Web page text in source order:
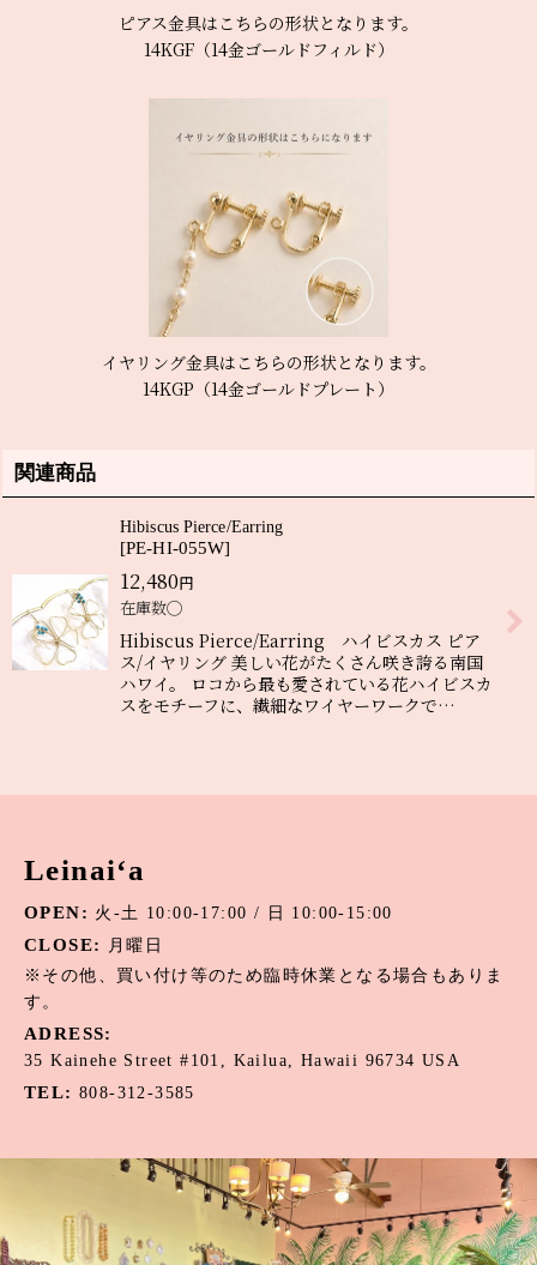
ピアス金具はこちらの形状となります。
14KGF（14金ゴールドフィルド）
イヤリング金具はこちらの形状となります。
14KGP（14金ゴールドプレート）
関連商品
Hibiscus Pierce/Earring
[PE-HI-055W]
12,480円
在庫数◯
Hibiscus Pierce/Earring ハイビスカス ピア
ス/イヤリング 美しい花がたくさん咲き誇る南国
ハワイ。 ロコから最も愛されている花ハイビスカ
スをモチーフに、繊細なワイヤーワークで…
Leinai‘a
OPEN: 火-土 10:00-17:00 / 日 10:00-15:00
CLOSE:
月曜日
※その他、買い付け等のため臨時休業となる場合もありま
す。
ADRESS:
35 Kainehe Street #101, Kailua, Hawaii 96734 USA
TEL: 808-312-3585